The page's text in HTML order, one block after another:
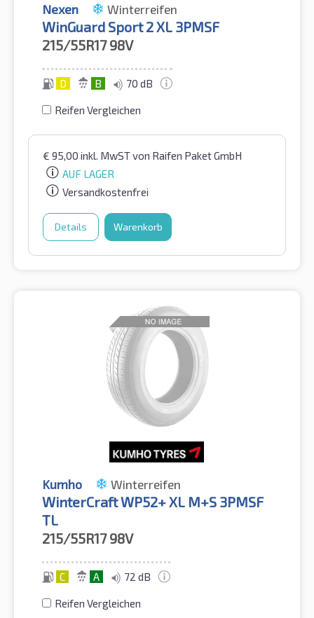
Nexen Winterreifen
WinGuard Sport 2 XL 3PMSF
215/55R17 98V
D B 70 dB
Reifen Vergleichen
€ 95,00 inkl. MwSTvon Raifen Paket GmbH
AUF LAGER
Versandkostenfrei
Details Warenkorb
Kumho Winterreifen
WinterCraft WP52+ XL M+S 3PMSF
TL
215/55R17 98V
C A 72 dB
Reifen Vergleichen